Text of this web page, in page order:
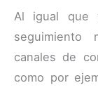
Al igual que
seguimiento
canales de
como por